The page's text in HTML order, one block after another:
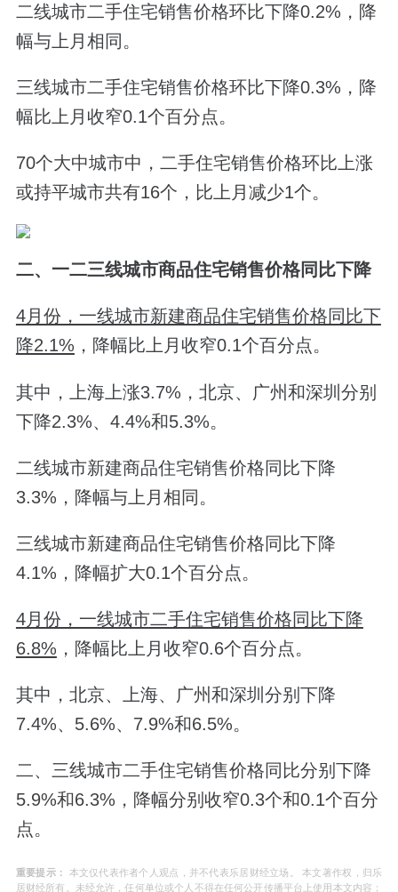
二线城市二手住宅销售价格环比下降0.2%，降
幅与上月相同。
三线城市二手住宅销售价格环比下降0.3%，降
幅比上月收窄0.1个百分点。
70个大中城市中，二手住宅销售价格环比上涨
或持平城市共有16个，比上月减少1个。
二、一二三线城市商品住宅销售价格同比下降
4月份，一线城市新建商品住宅销售价格同比下
降2.1% ，降幅比上月收窄0.1个百分点。
其中，上海上涨3.7%，北京、广州和深圳分别
下降2.3%、4.4%和5.3%。
二线城市新建商品住宅销售价格同比下降
3.3%，降幅与上月相同。
三线城市新建商品住宅销售价格同比下降
4.1%，降幅扩大0.1个百分点。
4月份，一线城市二手住宅销售价格同比下降
6.8% ，降幅比上月收窄0.6个百分点。
其中，北京、上海、广州和深圳分别下降
7.4%、5.6%、7.9%和6.5%。
二、三线城市二手住宅销售价格同比分别下降
5.9%和6.3%，降幅分别收窄0.3个和0.1个百分
点。
重要提示：
本文仅代表作者个人观点，并不代表乐居财经立场。 本文著作权，归乐
居财经所有。未经允许，任何单位或个人不得在任何公开传播平台上使用本文内容；